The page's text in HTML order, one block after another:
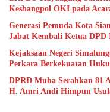
Kesbangpol OKI pada
Generasi Pemuda Kota
Jabat Kembali Ketua DPD
Kejaksaan Negeri
Perkara Berkekuatan
DPRD Muba Serahkan 81
H. Amri Andi Himpun